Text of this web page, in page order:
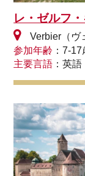
レ・ゼルフ
Verbier（ヴ
参加年齢 ：7-17
主要言語 ：英語